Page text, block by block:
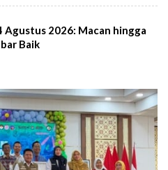
Agustus 2026: Macan hingga
Baik